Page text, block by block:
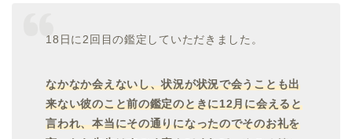
18日に2回目の鑑定していただきました。
なかなか会えないし、状況が状況で会うことも出
来ない彼のこと前の鑑定のときに12月に会えると
言われ、本当にその通りになったのでそのお礼を